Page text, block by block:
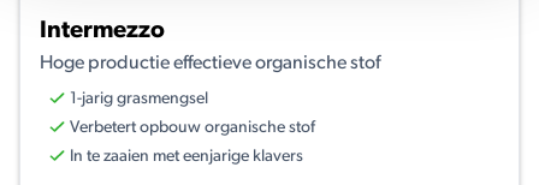
Intermezzo
Hoge productie effectieve organische stof
1-jarig grasmengsel
Verbetert opbouw organische stof
In te zaaien met eenjarige klavers